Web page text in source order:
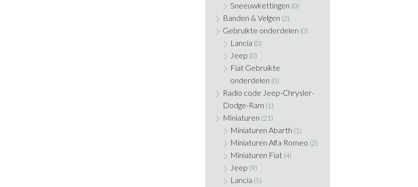
Sneeuwkettingen (0)
Banden & Velgen (2)
Gebruikte onderdelen (0)
Lancia (0)
Jeep (0)
Fiat Gebruikte
onderdelen (0)
Radio code Jeep-Chrysler-
Dodge-Ram (1)
Miniaturen (21)
Miniaturen Abarth (1)
Miniaturen Alfa Romeo (2)
Miniaturen Fiat (4)
Jeep (9)
Lancia (5)